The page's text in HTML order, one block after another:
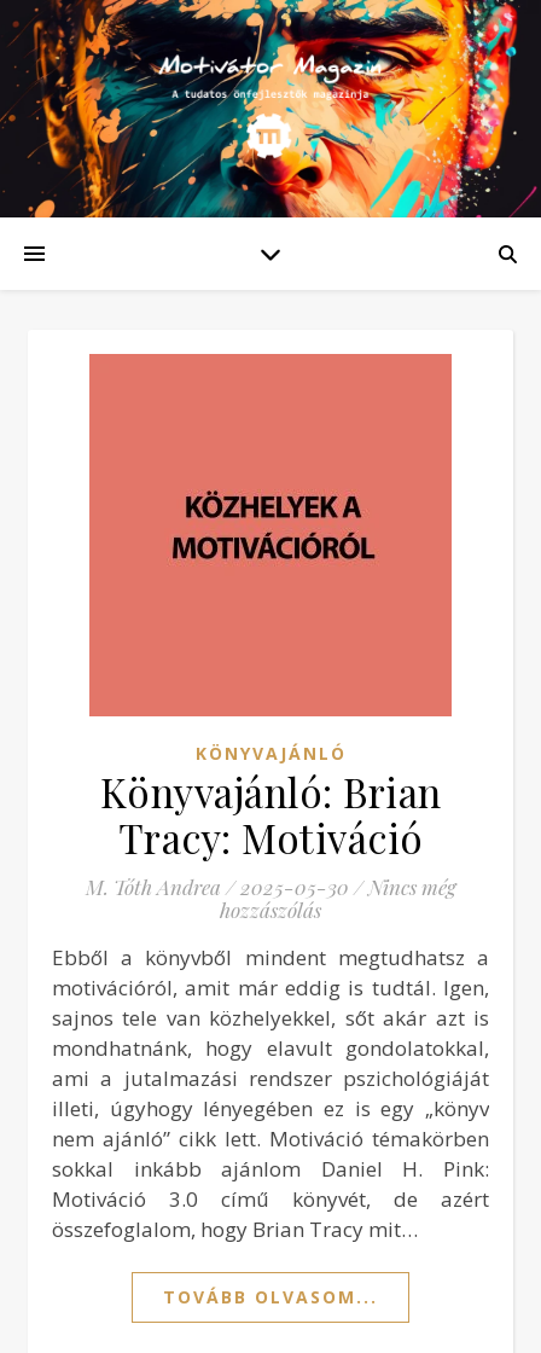
KÖNYVAJÁNLÓ
Könyvajánló: Brian
Tracy: Motiváció
M. Tóth Andrea / 2025-05-30 / Nincs még
hozzászólás
Ebből a könyvből mindent megtudhatsz a
motivációról, amit már eddig is tudtál. Igen,
sajnos tele van közhelyekkel, sőt akár azt is
mondhatnánk, hogy elavult gondolatokkal,
ami a jutalmazási rendszer pszichológiáját
illeti, úgyhogy lényegében ez is egy „könyv
nem ajánló” cikk lett. Motiváció témakörben
sokkal inkább ajánlom Daniel H. Pink:
Motiváció 3.0 című könyvét, de azért
összefoglalom, hogy Brian Tracy mit…
TOVÁBB OLVASOM...